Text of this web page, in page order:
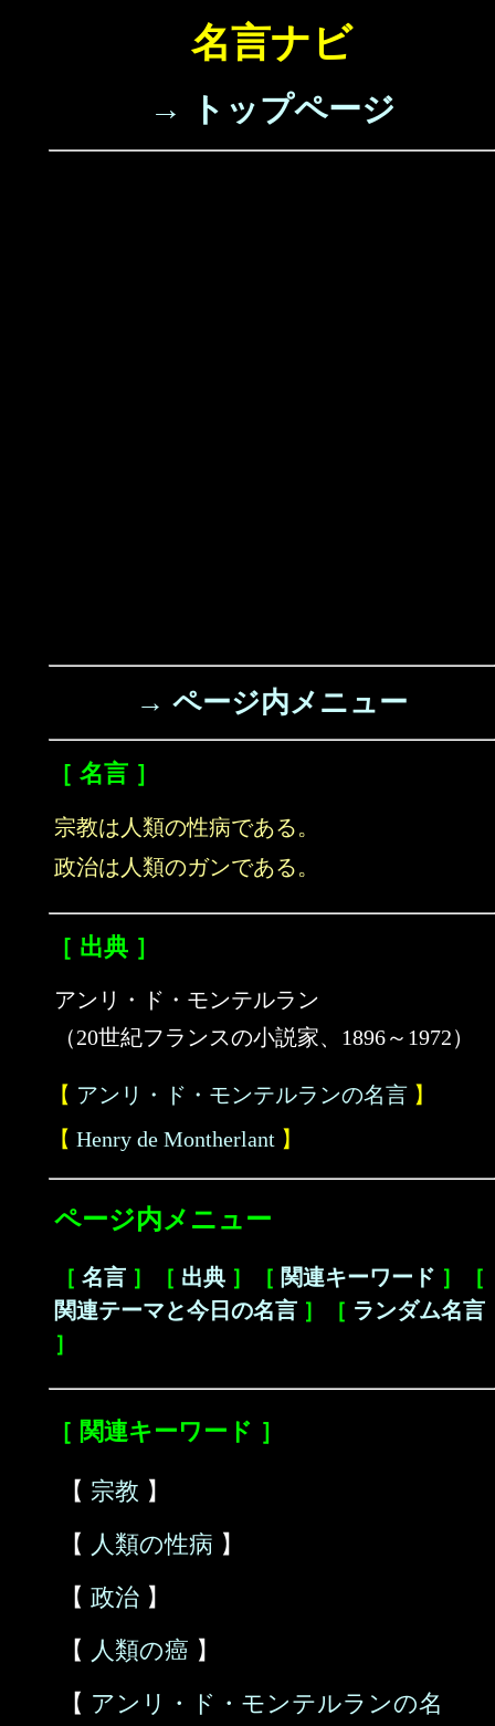
名言ナビ
→ トップページ
→ ページ内メニュー
［ 名言 ］
宗教は人類の性病である。
政治は人類のガンである。
［ 出典 ］
アンリ・ド・モンテルラン
（20世紀フランスの小説家、1896～1972）
【 アンリ・ド・モンテルランの名言 】
【 Henry de Montherlant 】
ページ内メニュー
［ 名言 ］［ 出典 ］［ 関連キーワード ］［
関連テーマと今日の名言 ］［ ランダム名言
］
［ 関連キーワード ］
【 宗教 】
【 人類の性病 】
【 政治 】
【 人類の癌 】
【 アンリ・ド・モンテルランの名